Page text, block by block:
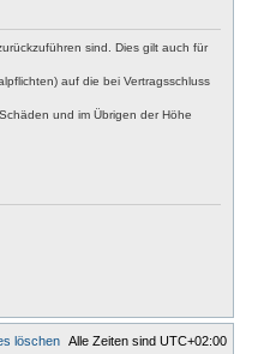
sind. Dies gilt auch für
auf die bei Vertragsschluss
und im Übrigen der Höhe
Alle Zeiten sind UTC+02:00
löschen